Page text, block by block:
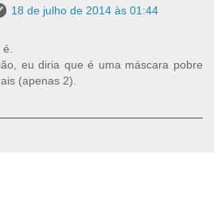
18 de julho de 2014 às 01:44
eu diria que é uma máscara pobre
(apenas 2).